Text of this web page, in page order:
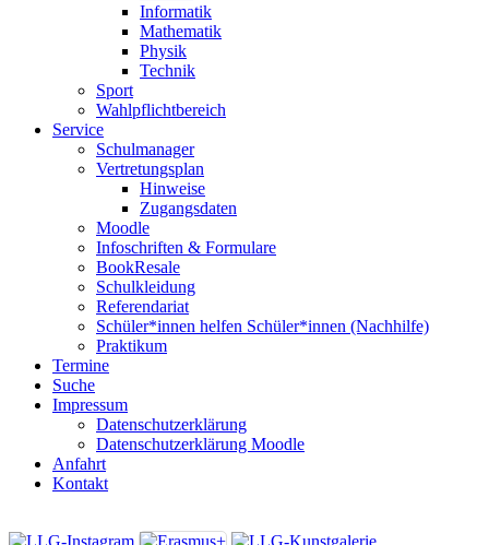
Informatik
Mathematik
Physik
Technik
Sport
Wahlpflichtbereich
Service
Schulmanager
Vertretungsplan
Hinweise
Zugangsdaten
Moodle
Infoschriften & Formulare
BookResale
Schulkleidung
Referendariat
Schüler*innen helfen Schüler*innen (Nachhilfe)
Praktikum
Termine
Suche
Impressum
Datenschutzerklärung
Datenschutzerklärung Moodle
Anfahrt
Kontakt